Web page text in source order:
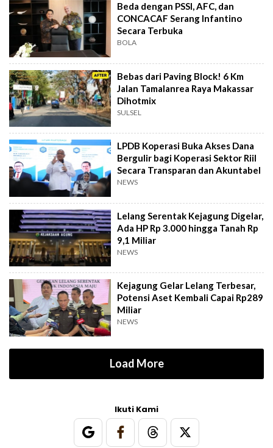
Beda dengan PSSI, AFC, dan
CONCACAF Serang Infantino
Secara Terbuka
BOLA
Bebas dari Paving Block! 6 Km
Jalan Tamalanrea Raya Makassar
Dihotmix
SULSEL
LPDB Koperasi Buka Akses Dana
Bergulir bagi Koperasi Sektor Riil
Secara Transparan dan Akuntabel
NEWS
Lelang Serentak Kejagung Digelar,
Ada HP Rp 3.000 hingga Tanah Rp
9,1 Miliar
NEWS
Kejagung Gelar Lelang Terbesar,
Potensi Aset Kembali Capai Rp289
Miliar
NEWS
Load More
Ikuti Kami